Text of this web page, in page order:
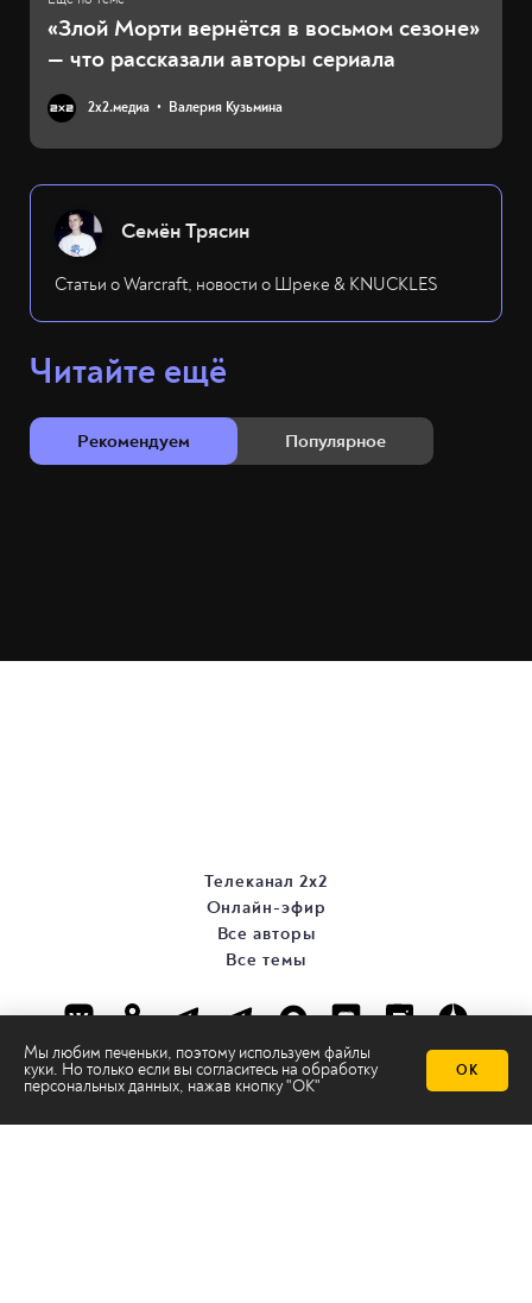
«Злой Морти вернётся в восьмом сезоне»
— что рассказали авторы сериала
2х2.медиа Валерия Кузьмина
Семён Трясин
Статьи о Warcraft, новости о Шреке & KNUCKLES
Читайте ещё
Рекомендуем Популярное
Мы любим печеньки, поэтому используем файлы
куки. Но только если вы согласитесь на обработку
персональных данных, нажав кнопку "ОК"
ОК
Телеканал 2х2
Онлайн-эфир
Все авторы
Все темы